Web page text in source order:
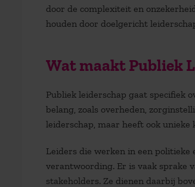
door de complexiteit en
houden door doelgericht
Wat maakt Publiek
Publiek leiderschap gaat specifiek
belang, zoals overheden,
leiderschap, maar heeft ook
Leiders die werken in een
verantwoording. Er is vaak sprake
stakeholders. Ze dienen daarbij